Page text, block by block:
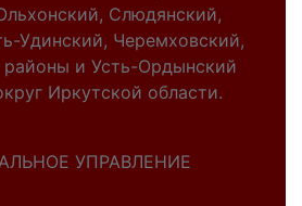
Слюдянский,
Удинский, Черемховский,
и Усть-Ордынский
Иркутской области.
УПРАВЛЕНИЕ